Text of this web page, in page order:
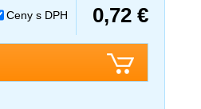
Ceny s DPH 0,72 €